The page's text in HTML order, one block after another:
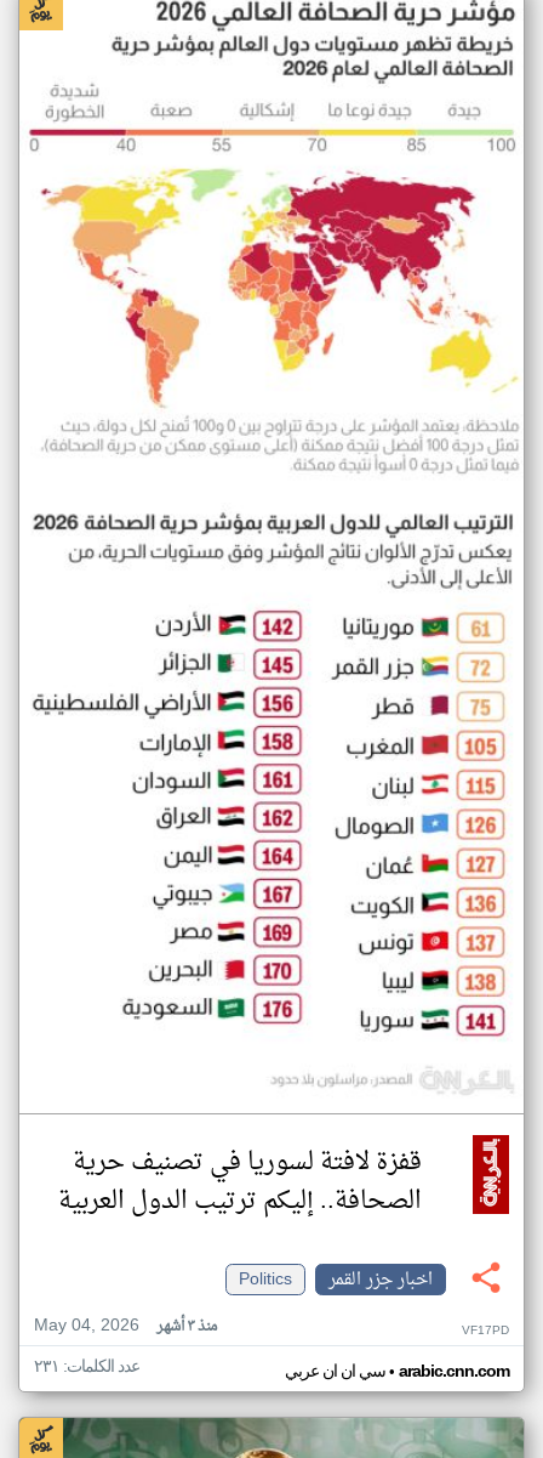
قفزة لافتة لسوريا في تصنيف حرية
الصحافة.. إليكم ترتيب الدول العربية
اخبار جزر القمر
Politics
May 04, 2026
منذ ٣ أشهر VF17PD
سي ان ان عربي• arabic.cnn.com عدد الكلمات: ٢٣١